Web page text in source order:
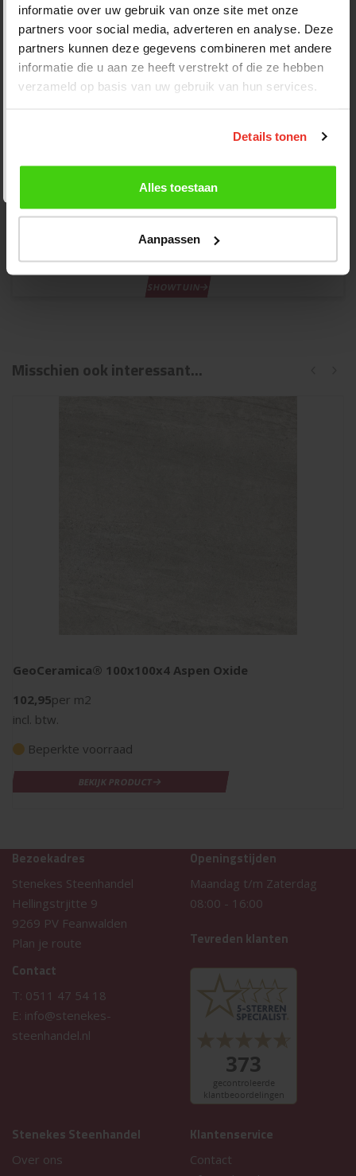
informatie over uw gebruik van onze site met onze
partners voor social media, adverteren en analyse. Deze
partners kunnen deze gegevens combineren met andere
informatie die u aan ze heeft verstrekt of die ze hebben
verzameld op basis van uw gebruik van hun services.
Details tonen
Alles toestaan
Aanpassen
Bekijk dit product in onze showtuin
Kom langs in onze showtuin en laat je inspireren!
SHOWTUIN
Misschien ook interessant...
GeoCeramica® 100x100x4 Aspen Oxide
102,95per m2
incl. btw.
Beperkte voorraad
BEKIJK PRODUCT
Bezoekadres
Stenekes Steenhandel
Hellingstrjitte 9
9269 PV Feanwalden
Plan je route
Contact
T: 0511 47 54 18
E: info@stenekes-
steenhandel.nl
Openingstijden
Maandag t/m Zaterdag
08:00 - 16:00
Tevreden klanten
Stenekes Steenhandel
Over ons
Klantenservice
Contact
openingstijden.
𝘔𝘢𝘢𝘯𝘥𝘢𝘨 𝘵/𝘮 𝘻𝘢𝘵𝘦𝘳𝘥𝘢𝘨 𝘨𝘦𝘰𝘱𝘦𝘯𝘥 𝘷𝘢𝘯 08.00 𝘵𝘰𝘵